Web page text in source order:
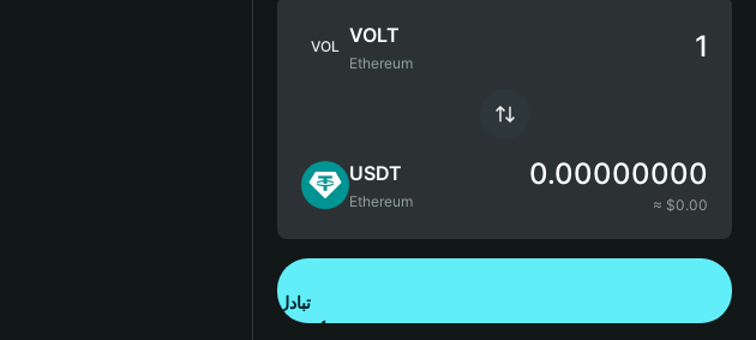
VOL VOLT
Ethereum
USDT
Ethereum
0.00000000
≈ $0.00
تبادل